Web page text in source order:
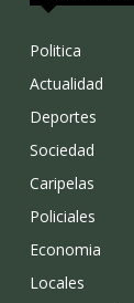
Politica
Actualidad
Deportes
Sociedad
Caripelas
Policiales
Economia
Locales